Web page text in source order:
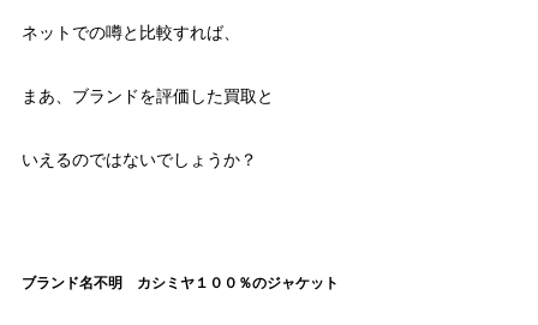
ネットでの噂と比較すれば、
まあ、ブランドを評価した買取と
いえるのではないでしょうか？
ブランド名不明 カシミヤ１００％のジャケット